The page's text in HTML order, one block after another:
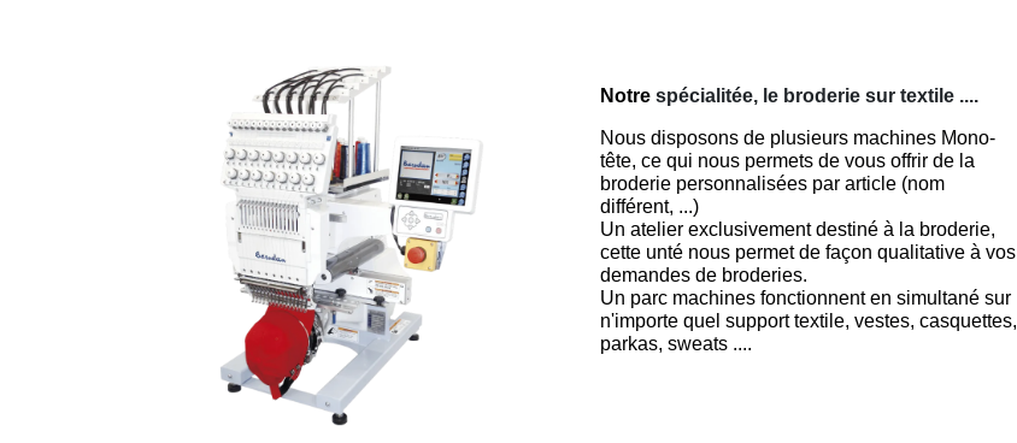
Notre spécialitée, le broderie sur textile ....
Nous disposons de plusieurs machines Mono-
tête, ce qui nous permets de vous offrir de la
broderie personnalisées par article (nom
différent, ...)
Un atelier exclusivement destiné à la broderie,
cette unté nous permet de façon qualitative à vos
demandes de broderies.
Un parc machines fonctionnent en simultané sur
n'importe quel support textile, vestes, casquettes,
parkas, sweats ....